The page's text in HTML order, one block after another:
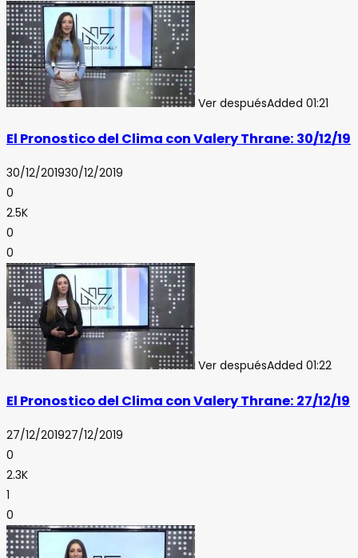
Ver despuésAdded 01:21
El Pronostico del Clima con Valery Thrane: 30/12/19
30/12/201930/12/2019
0
2.5K
0
0
Ver despuésAdded 01:22
El Pronostico del Clima con Valery Thrane: 27/12/19
27/12/201927/12/2019
0
2.3K
1
0